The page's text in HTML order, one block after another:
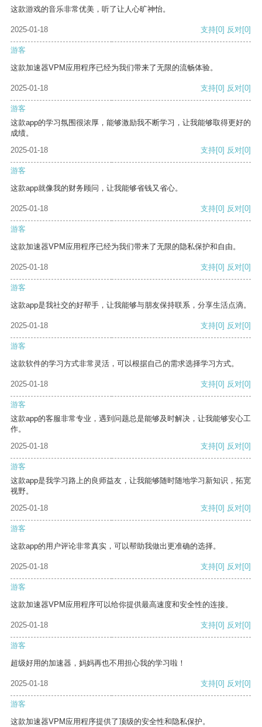
这款游戏的音乐非常优美，听了让人心旷神怡。
2025-01-18 支持[0] 反对[0]
游客
这款加速器VPM应用程序已经为我们带来了无限的流畅体验。
2025-01-18 支持[0] 反对[0]
游客
这款app的学习氛围很浓厚，能够激励我不断学习，让我能够取得更好的
成绩。
2025-01-18
支持[0] 反对[0]
游客
这款app就像我的财务顾问，让我能够省钱又省心。
2025-01-18 支持[0] 反对[0]
游客
这款加速器VPM应用程序已经为我们带来了无限的隐私保护和自由。
2025-01-18 支持[0] 反对[0]
游客
这款app是我社交的好帮手，让我能够与朋友保持联系，分享生活点滴。
2025-01-18 支持[0] 反对[0]
游客
这款软件的学习方式非常灵活，可以根据自己的需求选择学习方式。
2025-01-18 支持[0] 反对[0]
游客
这款app的客服非常专业，遇到问题总是能够及时解决，让我能够安心工
作。
2025-01-18
支持[0] 反对[0]
游客
这款app是我学习路上的良师益友，让我能够随时随地学习新知识，拓宽
视野。
2025-01-18
支持[0] 反对[0]
游客
这款app的用户评论非常真实，可以帮助我做出更准确的选择。
2025-01-18 支持[0] 反对[0]
游客
这款加速器VPM应用程序可以给你提供最高速度和安全性的连接。
2025-01-18 支持[0] 反对[0]
游客
超级好用的加速器，妈妈再也不用担心我的学习啦！
2025-01-18 支持[0] 反对[0]
游客
这款加速器VPM应用程序提供了顶级的安全性和隐私保护。